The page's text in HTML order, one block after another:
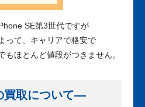
SE第3世代ですが
って、キャリアで格安で
もほとんど値段がつきません。
買取について—